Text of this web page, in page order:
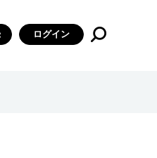
ログイン